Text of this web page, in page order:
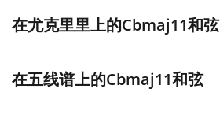
在尤克里里上的Cbmaj11和弦
在五线谱上的Cbmaj11和弦